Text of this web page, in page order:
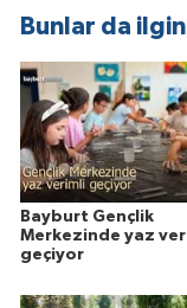
Bunlar da
Bayburt Gençlik
Merkezinde yaz
geçiyor